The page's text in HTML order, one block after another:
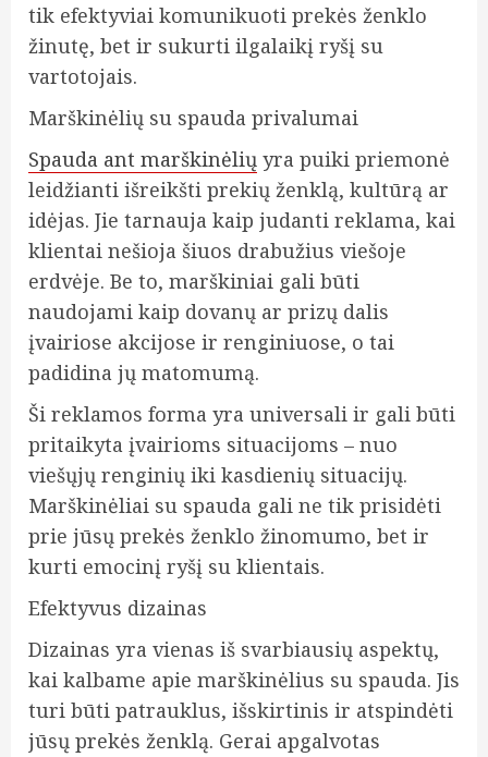
tik efektyviai komunikuoti prekės ženklo
žinutę, bet ir sukurti ilgalaikį ryšį su
vartotojais.
Marškinėlių su spauda privalumai
Spauda ant marškinėlių yra puiki priemonė
leidžianti išreikšti prekių ženklą, kultūrą ar
idėjas. Jie tarnauja kaip judanti reklama, kai
klientai nešioja šiuos drabužius viešoje
erdvėje. Be to, marškiniai gali būti
naudojami kaip dovanų ar prizų dalis
įvairiose akcijose ir renginiuose, o tai
padidina jų matomumą.
Ši reklamos forma yra universali ir gali būti
pritaikyta įvairioms situacijoms – nuo
viešųjų renginių iki kasdienių situacijų.
Marškinėliai su spauda gali ne tik prisidėti
prie jūsų prekės ženklo žinomumo, bet ir
kurti emocinį ryšį su klientais.
Efektyvus dizainas
Dizainas yra vienas iš svarbiausių aspektų,
kai kalbame apie marškinėlius su spauda. Jis
turi būti patrauklus, išskirtinis ir atspindėti
jūsų prekės ženklą. Gerai apgalvotas